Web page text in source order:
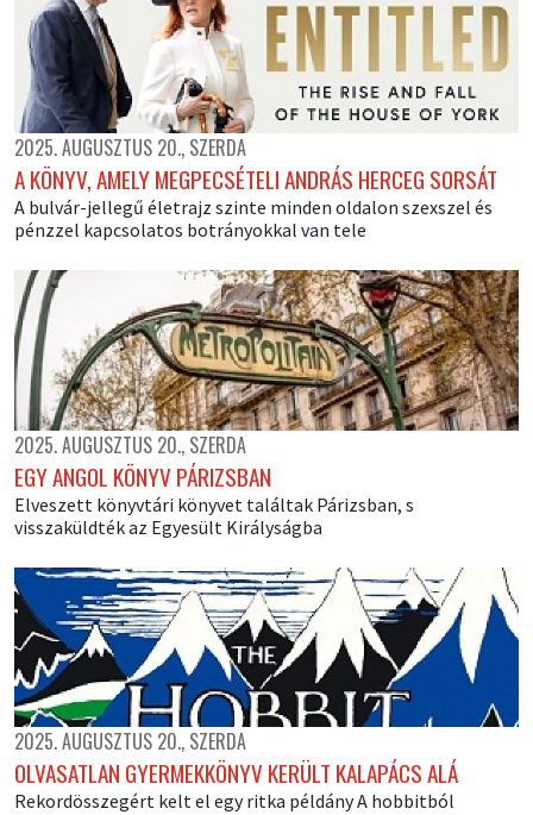
2025. AUGUSZTUS 20., SZERDA
A KÖNYV, AMELY MEGPECSÉTELI ANDRÁS HERCEG SORSÁT
A bulvár-jellegű életrajz szinte minden oldalon szexszel és
pénzzel kapcsolatos botrányokkal van tele
2025. AUGUSZTUS 20., SZERDA
EGY ANGOL KÖNYV PÁRIZSBAN
Elveszett könyvtári könyvet találtak Párizsban, s
visszaküldték az Egyesült Királyságba
2025. AUGUSZTUS 20., SZERDA
OLVASATLAN GYERMEKKÖNYV KERÜLT KALAPÁCS ALÁ
Rekordösszegért kelt el egy ritka példány A hobbitból